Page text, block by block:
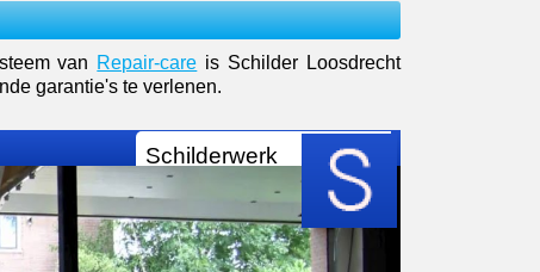
van Repair-care is Schilder Loosdrecht
garantie's te verlenen.
Schilderwerk